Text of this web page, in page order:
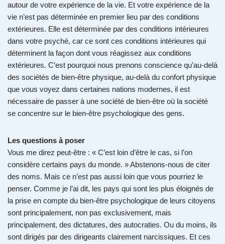
autour de votre expérience de la vie. Et votre expérience de la
vie n’est pas déterminée en premier lieu par des conditions
extérieures. Elle est déterminée par des conditions intérieures
dans votre psyché, car ce sont ces conditions intérieures qui
déterminent la façon dont vous réagissez aux conditions
extérieures. C’est pourquoi nous prenons conscience qu’au-delà
des sociétés de bien-être physique, au-delà du confort physique
que vous voyez dans certaines nations modernes, il est
nécessaire de passer à une société de bien-être où la société
se concentre sur le bien-être psychologique des gens.
Les questions à poser
Vous me direz peut-être : « C’est loin d’être le cas, si l’on
considère certains pays du monde. » Abstenons-nous de citer
des noms. Mais ce n’est pas aussi loin que vous pourriez le
penser. Comme je l’ai dit, les pays qui sont les plus éloignés de
la prise en compte du bien-être psychologique de leurs citoyens
sont principalement, non pas exclusivement, mais
principalement, des dictatures, des autocraties. Ou du moins, ils
sont dirigés par des dirigeants clairement narcissiques. Et ces